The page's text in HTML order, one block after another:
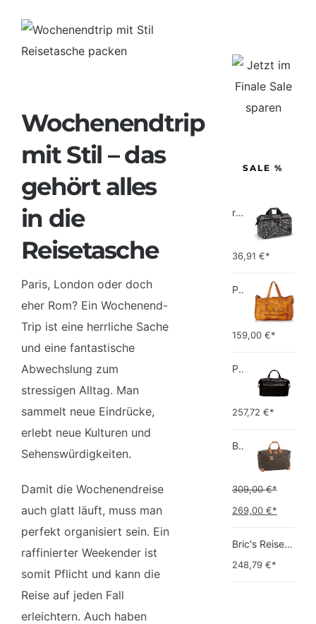
View
Larger
Wochenendtrip
mit Stil – das
gehört alles
in die
Reisetasche
Paris, London oder doch
eher Rom? Ein Wochenend-
Trip ist eine herrliche Sache
und eine fantastische
Abwechslung zum
stressigen Alltag. Man
sammelt neue Eindrücke,
erlebt neue Kulturen und
Sehenswürdigkeiten.
Damit die Wochenendreise
auch glatt läuft, muss man
perfekt organisiert sein. Ein
raffinierter Weekender ist
somit Pflicht und kann die
Reise auf jeden Fall
erleichtern. Auch haben
SALE %
reisenthel allrounder L pocket  Vielseitige Doktortasche für Reise, Arbeit und Freizeit  Mit praktischer Trolley…
36,91 €*
PIECES TOTALLY ROYAL LEATHER TRAVEL BAG 17055349 Damen Umhängetaschen ,1 Groesse (51 x 33 x 14,5 cm)
159,00 €*
Picard Unisex-Erwachsene Buddy Gepäck- Handgepäck
257,72 €*
Bric's Bric's Life Reisetasche Handgepäck Bric's Life Reisetasche Handgepäck
309,00€*
Ursprünglicher
war:
309,00 €*
269,00 €*
ist:
Bric's Reise-Henkeltasche Weekender
248,79 €*